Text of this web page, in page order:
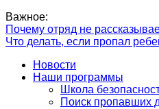
Важное:
Почему отряд не
Что делать, если пропал
Новости
Наши программы
Школа
Поиск пропавших